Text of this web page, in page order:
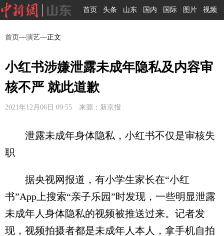
首页 头条 山东 国内 国际 图片 视频
首页—演艺—正文
小红书涉嫌泄露未成年隐私及内容审
核不严 就此道歉
2021年12月06日 09:55 来源：新京报
泄露未成年身体隐私，小红书不仅是审核失
职
据央视网报道，有小学生家长在“小红
书”App上搜索“亲子乐园”时发现，一些明显泄露
未成年人身体隐私的视频被推送过来。记者发
现，视频拍摄者都是未成年人本人，拿手机自拍